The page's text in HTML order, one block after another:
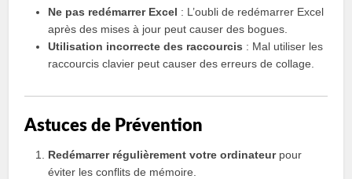
Ne pas redémarrer Excel : L’oubli de redémarrer Excel
après des mises à jour peut causer des bogues.
Utilisation incorrecte des raccourcis : Mal utiliser les
raccourcis clavier peut causer des erreurs de collage.
Astuces de Prévention
Redémarrer régulièrement votre ordinateurpour
éviter les conflits de mémoire.